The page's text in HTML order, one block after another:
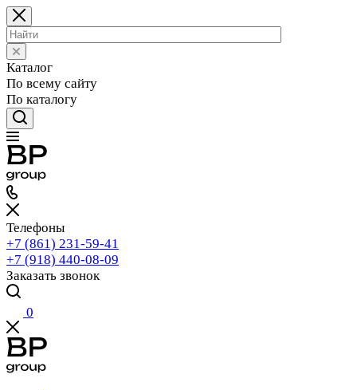
Каталог
По всему сайту
По каталогу
Телефоны
+7 (861) 231-59-41
+7 (918) 440-08-09
Заказать звонок
0